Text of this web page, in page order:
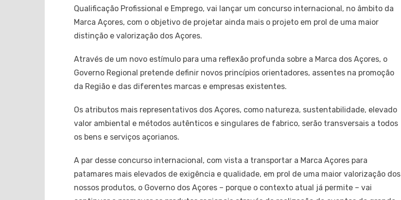
Qualificação Profissional e Emprego, vai lançar um concurso internacional, no âmbito da
Marca Açores, com o objetivo de projetar ainda mais o projeto em prol de uma maior
distinção e valorização dos Açores.
Através de um novo estímulo para uma reflexão profunda sobre a Marca dos Açores, o
Governo Regional pretende definir novos princípios orientadores, assentes na promoção
da Região e das diferentes marcas e empresas existentes.
Os atributos mais representativos dos Açores, como natureza, sustentabilidade, elevado
valor ambiental e métodos autênticos e singulares de fabrico, serão transversais a todos
os bens e serviços açorianos.
A par desse concurso internacional, com vista a transportar a Marca Açores para
patamares mais elevados de exigência e qualidade, em prol de uma maior valorização dos
nossos produtos, o Governo dos Açores – porque o contexto atual já permite – vai